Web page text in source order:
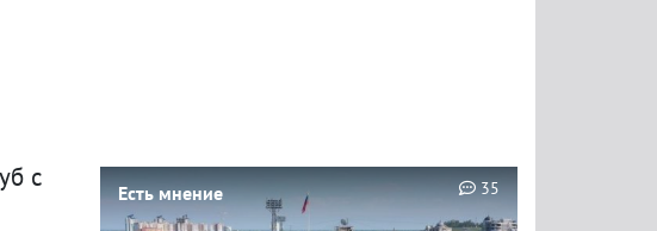
с
Есть мнение 35